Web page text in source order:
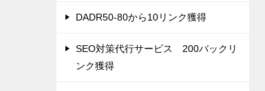
DADR50-80から10リンク獲得
SEO対策代行サービス 200バックリ
ンク獲得